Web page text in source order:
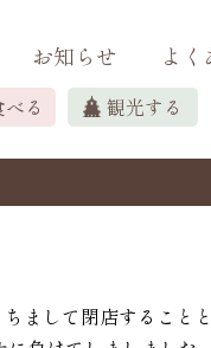
お知らせ よ
べる 観光する
まして閉店することと